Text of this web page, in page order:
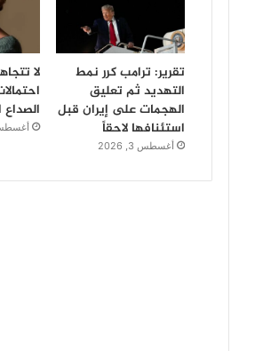
تقرير: ترامب كرر نمط
التهديد ثم تعليق
الهجمات على إيران قبل
استئنافها لاحقاً
أغسطس 3, 2026
لا
أغسطس 3,